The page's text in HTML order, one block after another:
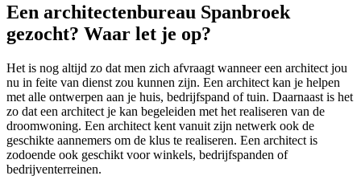
Een architectenbureau Spanbroek
gezocht? Waar let je op?
Het is nog altijd zo dat men zich afvraagt wanneer een architect jou
nu in feite van dienst zou kunnen zijn. Een architect kan je helpen
met alle ontwerpen aan je huis, bedrijfspand of tuin. Daarnaast is het
zo dat een architect je kan begeleiden met het realiseren van de
droomwoning. Een architect kent vanuit zijn netwerk ook de
geschikte aannemers om de klus te realiseren. Een architect is
zodoende ook geschikt voor winkels, bedrijfspanden of
bedrijventerreinen.